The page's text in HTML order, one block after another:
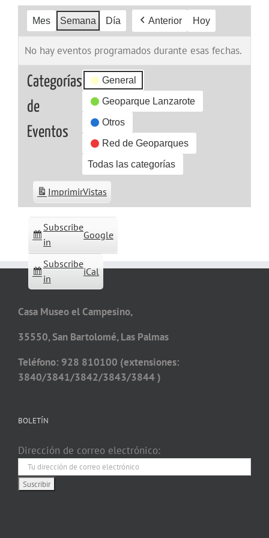
Mes Semana Día Anterior Hoy
No hay eventos programados durante esas fechas.
Categorías
de
Eventos
General
Geoparque Lanzarote
Otros
Red de Geoparques
Todas las categorías
Subscribe
in
Google
Subscribe
in
iCal
ImprimirVistas
Casa Museo el Campesino,
35550, San Bartolomé, Las Palmas
Teléfono: 928 810100 (extensiones:
3840/3841/3842/3843/3844 )
BOLETÍN
Dirección de correo electrónico: